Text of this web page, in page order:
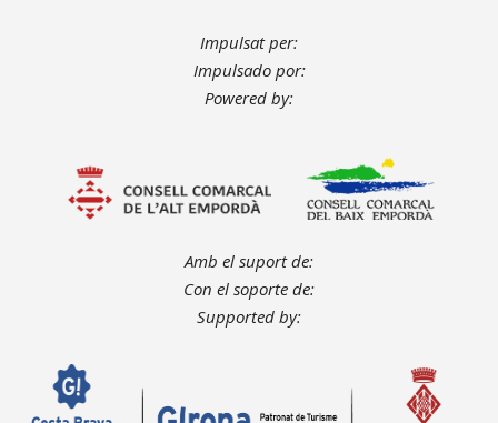
Impulsat per:
Impulsado por:
Powered by:
Amb el suport de:
Con el soporte de:
Supported by: